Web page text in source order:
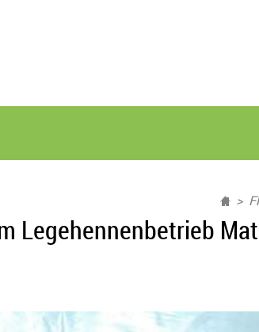
Legehennenbetrieb